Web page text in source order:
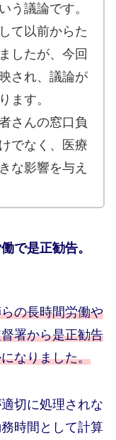
う議論です。
て以前からた
したが、今回
され、議論が
ます。
さんの窓口負
でなく、医療
な影響を与え
で是正勧告。
の長時間労働や
署から是正勧告
なりました。
切に処理されな
時間として計算